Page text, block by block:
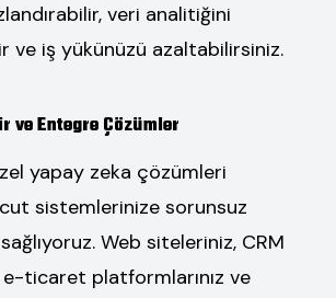
veri analitiğini
ve iş yükünüzü azaltabilirsiniz.
ve Entegre Çözümler
yapay zeka çözümleri
sistemlerinize sorunsuz
Web siteleriniz, CRM
ticaret platformlarınız ve